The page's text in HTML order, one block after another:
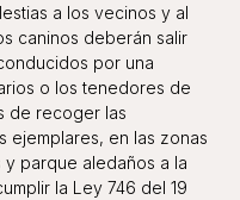
a los vecinos y al
caninos deberán salir
por una
o los tenedores de
de recoger las
ejemplares, en las zonas
y parque aledaños a la
la Ley 746 del 19